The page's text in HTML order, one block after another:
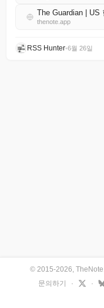
The Guardian | US
thenote.app
RSS Hunter•6월 26일
© 2015-2026,
문의하기
· ·